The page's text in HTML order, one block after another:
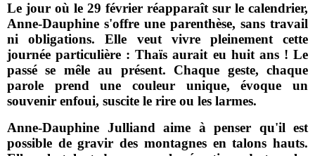
Le jour où le 29 février réapparaît sur le calendrier,
Anne-Dauphine s'offre une parenthèse, sans travail
ni obligations. Elle veut vivre pleinement cette
journée particulière : Thaïs aurait eu huit ans ! Le
passé se mêle au présent. Chaque geste, chaque
parole prend une couleur unique, évoque un
souvenir enfoui, suscite le rire ou les larmes.
Anne-Dauphine Julliand aime à penser qu'il est
possible de gravir des montagnes en talons hauts.